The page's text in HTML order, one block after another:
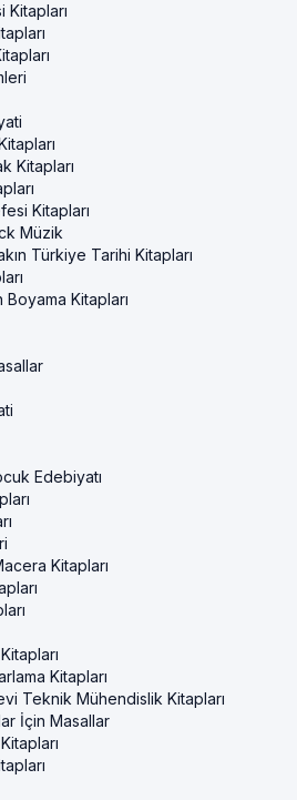
Kitapları
Kitapları
Kitapları
Müzik
Türkiye Tarihi Kitapları
Boyama Kitapları
Edebiyatı
Kitapları
Kitapları
Teknik Mühendislik Kitapları
İçin Masallar